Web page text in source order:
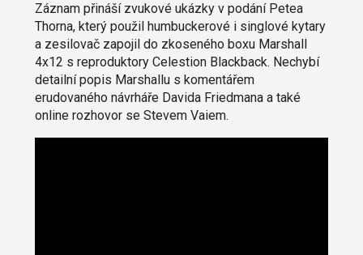
Záznam přináší zvukové ukázky v podání Petea
Thorna, který použil humbuckerové i singlové kytary
a zesilovač zapojil do zkoseného boxu Marshall
4x12 s reproduktory Celestion Blackback. Nechybí
detailní popis Marshallu s komentářem
erudovaného návrháře Davida Friedmana a také
online rozhovor se Stevem Vaiem.